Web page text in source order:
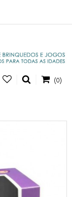
(0)